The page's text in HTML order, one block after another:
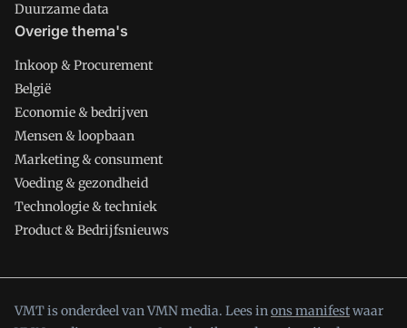
Duurzame data
Overige thema's
Inkoop & Procurement
België
Economie & bedrijven
Mensen & loopbaan
Marketing & consument
Voeding & gezondheid
Technologie & techniek
Product & Bedrijfsnieuws
VMT is onderdeel van VMN media. Lees inons manifestwaar